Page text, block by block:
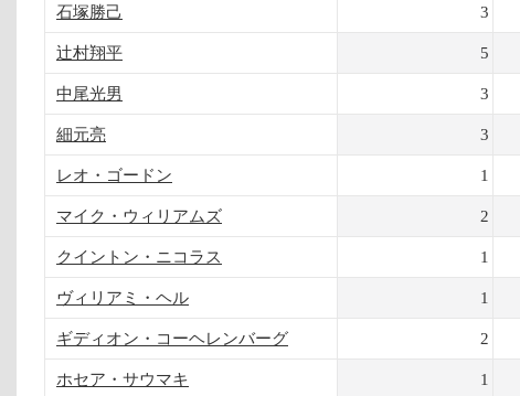
石塚勝己 3
辻村翔平 5
中尾光男 3
細元亮 3
レオ・ゴードン 1
マイク・ウィリアムズ 2
クイントン・ニコラス 1
ヴィリアミ・ヘル 1
ギディオン・コーヘレンバーグ 2
ホセア・サウマキ 1